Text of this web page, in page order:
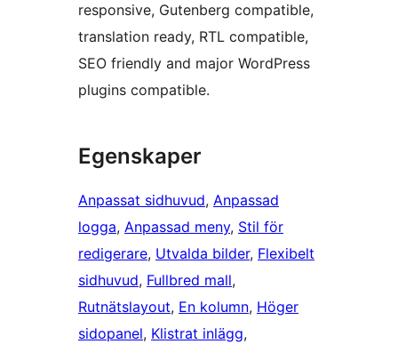
responsive, Gutenberg compatible,
translation ready, RTL compatible,
SEO friendly and major WordPress
plugins compatible.
Egenskaper
Anpassat sidhuvud, Anpassad
logga, Anpassad meny, Stil för
redigerare, Utvalda bilder, Flexibelt
sidhuvud, Fullbred mall
Rutnätslayout, En kolumn, Höger
sidopanel, Klistrat inlägg